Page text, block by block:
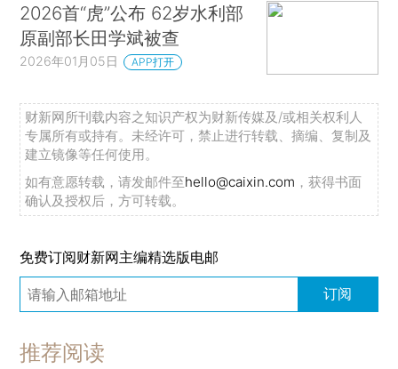
2026首“虎”公布 62岁水利部
原副部长田学斌被查
2026年01月05日 APP打开
财新网所刊载内容之知识产权为财新传媒及/或相关权利人
专属所有或持有。未经许可，禁止进行转载、摘编、复制及
建立镜像等任何使用。
如有意愿转载，请发邮件至hello@caixin.com ，获得书面
确认及授权后，方可转载。
免费订阅财新网主编精选版电邮
订阅
推荐阅读